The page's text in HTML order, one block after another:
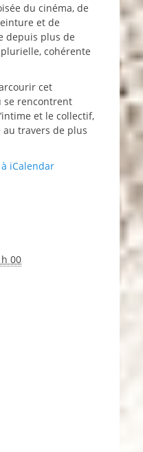
du cinéma, de
et de
depuis plus de
cohérente
cet
se rencontrent
et le collectif,
travers de plus
iCalendar
00